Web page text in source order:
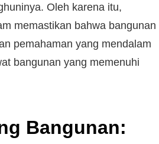
Oleh karena itu,
memastikan bahwa bangunan
pemahaman yang mendalam
bangunan yang memenuhi
Bangunan: